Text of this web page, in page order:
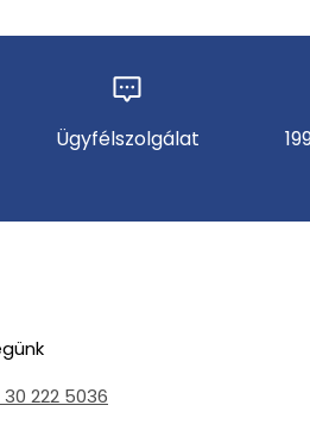
Ügyfélszolgálat
222 5036